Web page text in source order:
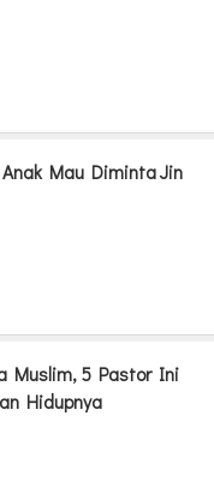
Mau Diminta Jin
Muslim, 5 Pastor Ini
Hidupnya